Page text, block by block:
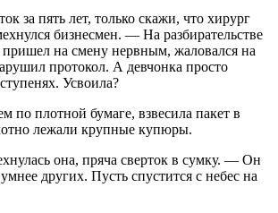
за пять лет, только скажи, что хирург
бизнесмен. — На разбирательстве
на смену нервным, жаловался на
протокол. А девчонка просто
Усвоила?
по плотной бумаге, взвесила пакет в
лежали крупные купюры.
она, пряча сверток в сумку. — Он
умнее других. Пусть спустится с небес на